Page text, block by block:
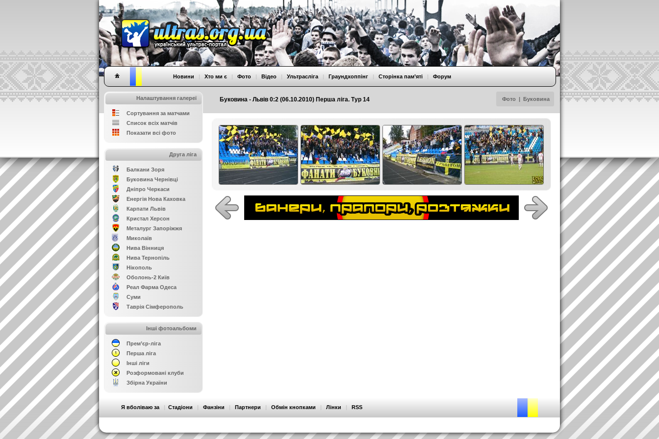
Буковина - Львів 0:2 (06.10.2010) Перша ліга. Тур 14 Фото | Буковина
Новини | Хто ми є | Фото | Відео | Ультрасліга | Граундхоппінг | Сторінка пам’яті | Форум
Налаштування галереї
Сортування за матчами
Список всіх матчів
Показати всі фото
Друга ліга
Балкани Зоря
Буковина Чернівці
Дніпро Черкаси
Енергія Нова Каховка
Карпати Львів
Кристал Херсон
Металург Запоріжжя
Миколаїв
Нива Вінниця
Нива Тернопіль
Нікополь
Оболонь-2 Київ
Реал Фарма Одеса
Суми
Таврія Сімферополь
Інші фотоальбоми
Прем’єр-ліга
Перша ліга
Інші ліги
Розформовані клуби
Збірна України
Я вболіваю за | Стадіони | Фанзіни | Партнери | Обмін кнопками | Лінки | RSS